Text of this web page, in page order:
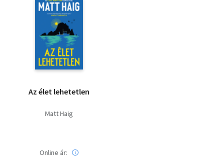
Az élet lehetetlen
Matt Haig
Online ár: